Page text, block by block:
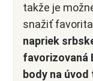
takže je
snažiť
napriek
favorizovaná
body na úvod